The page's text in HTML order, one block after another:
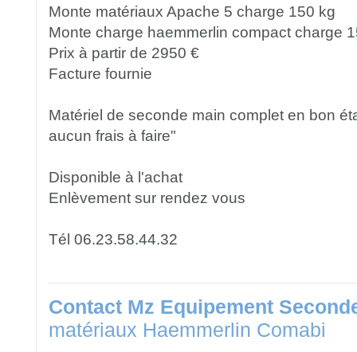
Monte matériaux Apache 5 charge 150 kg
Monte charge haemmerlin compact charge
Prix à partir de 2950 €
Facture fournie
Matériel de seconde main complet en bon
aucun frais à faire"
Disponible à l'achat
Enlèvement sur rendez vous
Tél 06.23.58.44.32
Contact Mz Equipement
matériaux Haemmerlin Comabi